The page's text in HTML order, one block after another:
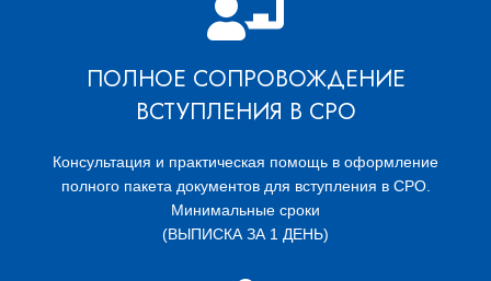
ПОЛНОЕ СОПРОВОЖДЕНИЕ
ВСТУПЛЕНИЯ В СРО
Консультация и практическая помощь в оформление
полного пакета документов для вступления в СРО.
Минимальные сроки
(ВЫПИСКА ЗА 1 ДЕНЬ)